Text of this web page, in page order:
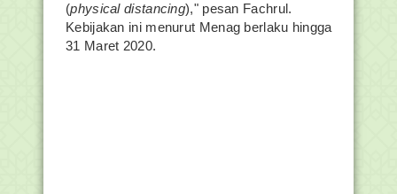
(physical distancing)," pesan Fachrul.
Kebijakan ini menurut Menag berlaku hingga
31 Maret 2020.